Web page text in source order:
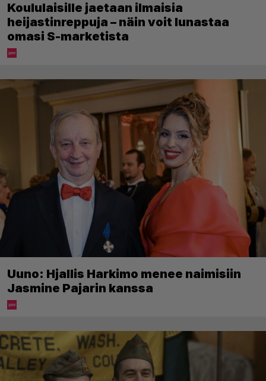
Koululaisille jaetaan ilmaisia
heijastinreppuja – näin voit lunastaa
omasi S-marketista
Uuno: Hjallis Harkimo menee naimisiin
Jasmine Pajarin kanssa